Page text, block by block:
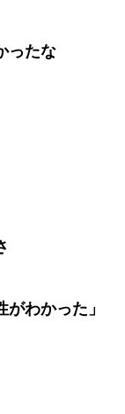
ったな
わかった」